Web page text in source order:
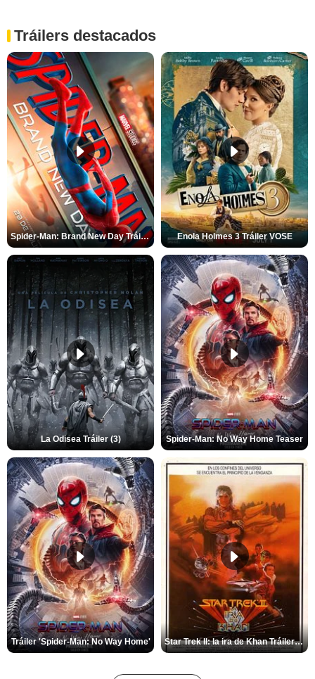
Tráilers destacados
Spider-Man: Brand New Day Tráiler (3) Enola Holmes 3 Tráiler VOSE
La Odisea Tráiler (3) Spider-Man: No Way Home Teaser
Tráiler 'Spider-Man: No Way Home' Star Trek II: la ira de Khan Tráiler VO